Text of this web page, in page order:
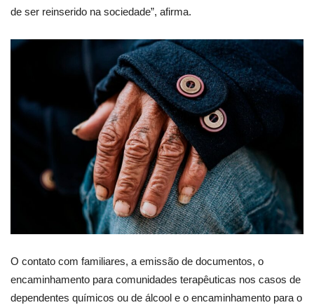
de ser reinserido na sociedade”, afirma.
O contato com familiares, a emissão de documentos, o
encaminhamento para comunidades terapêuticas nos casos de
dependentes químicos ou de álcool e o encaminhamento para o